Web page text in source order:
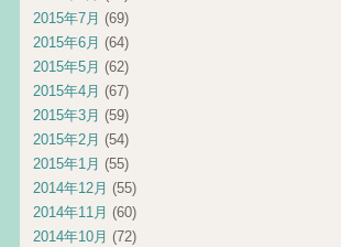
2015年7月 (69)
2015年6月 (64)
2015年5月 (62)
2015年4月 (67)
2015年3月 (59)
2015年2月 (54)
2015年1月 (55)
2014年12月 (55)
2014年11月 (60)
2014年10月 (72)